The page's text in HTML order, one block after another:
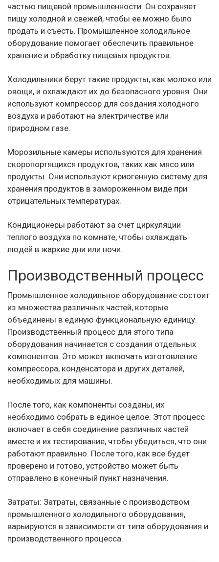
частью пищевой промышленности. Он сохраняет
пищу холодной и свежей, чтобы ее можно было
продать и съесть. Промышленное холодильное
оборудование помогает обеспечить правильное
хранение и обработку пищевых продуктов.
Холодильники берут такие продукты, как молоко или
овощи, и охлаждают их до безопасного уровня. Они
используют компрессор для создания холодного
воздуха и работают на электричестве или
природном газе.
Морозильные камеры используются для хранения
скоропортящихся продуктов, таких как мясо или
продукты. Они используют криогенную систему для
хранения продуктов в замороженном виде при
отрицательных температурах.
Кондиционеры работают за счет циркуляции
теплого воздуха по комнате, чтобы охлаждать
людей в жаркие дни или ночи.
Производственный процесс
Промышленное холодильное оборудование состоит
из множества различных частей, которые
объединены в единую функциональную единицу.
Производственный процесс для этого типа
оборудования начинается с создания отдельных
компонентов. Это может включать изготовление
компрессора, конденсатора и других деталей,
необходимых для машины.
После того, как компоненты созданы, их
необходимо собрать в единое целое. Этот процесс
включает в себя соединение различных частей
вместе и их тестирование, чтобы убедиться, что они
работают правильно. После того, как все будет
проверено и готово, устройство может быть
отправлено в конечный пункт назначения.
Затраты: Затраты, связанные с производством
промышленного холодильного оборудования,
варьируются в зависимости от типа оборудования и
производственного процесса.